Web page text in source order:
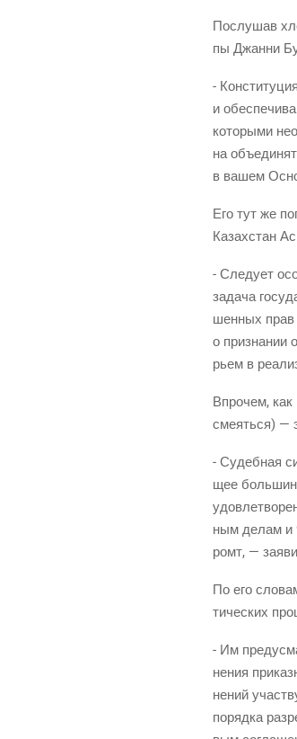
Послу­шав
пы Джан­ни
-
и
кото­ры­ми
на
в вашем
Его тут же
Казах­стан
- Сле­ду­ет
зада­ча
шен­ных прав
о при­зна­нии
рьем в
Впро­чем,
сме­ять­ся) —
- Судеб­ная
щее
ным делам и
ромт, —
По его
ти­че­ских
- Им
не­ния
не­ний
поряд­ка